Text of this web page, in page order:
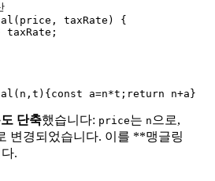
taxRate) {
taxRate;
단축했습니다: price는 n 으로,
변경되었습니다. 이를 **맹글링
.